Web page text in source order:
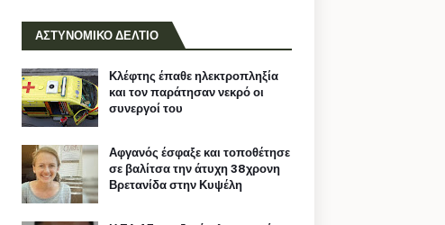
ΑΣΤΥΝΟΜΙΚΟ ΔΕΛΤΙΟ
Κλέφτης έπαθε ηλεκτροπληξία
και τον παράτησαν νεκρό οι
συνεργοί του
Αφγανός έσφαξε και τοποθέτησε
σε βαλίτσα την άτυχη 38χρονη
Βρετανίδα στην Κυψέλη